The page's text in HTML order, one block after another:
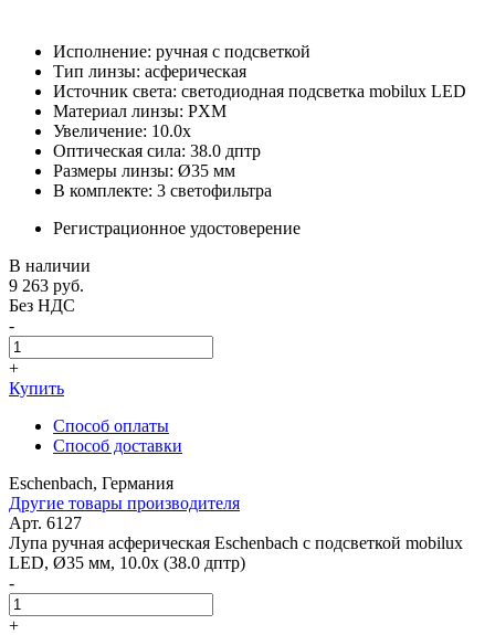
Исполнение: ручная с подсветкой
Тип линзы: асферическая
Источник света: светодиодная подсветка mobilux LED
Материал линзы: PXM
Увеличение: 10.0х
Оптическая сила: 38.0 дптр
Размеры линзы: Ø35 мм
В комплекте: 3 светофильтра
Регистрационное удостоверение
В наличии
9 263 руб.
Без НДС
-
+
Купить
Способ оплаты
Способ доставки
Eschenbach, Германия
Другие товары производителя
Арт. 6127
Лупа ручная асферическая Eschenbach с подсветкой mobilux
LED, Ø35 мм, 10.0x (38.0 дптр)
-
+